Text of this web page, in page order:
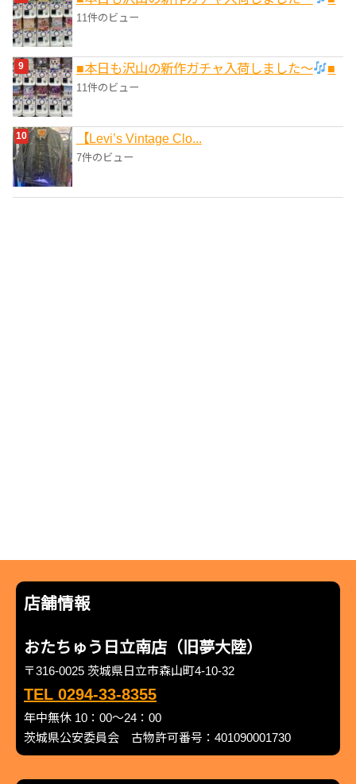
11件のビュー
■本日も沢山の新作ガチャ入荷しました〜 ■
11件のビュー
【Levi’s Vintage Clo...
7件のビュー
店舗情報
おたちゅう日立南店（旧夢大陸）
〒316-0025 茨城県日立市森山町4-10-32
TEL 0294-33-8355
年中無休 10：00～24：00
茨城県公安委員会 古物許可番号：401090001730